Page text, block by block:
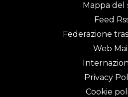
Mappa del
Feed
Federazione
Web Mail
Privacy
Cookie